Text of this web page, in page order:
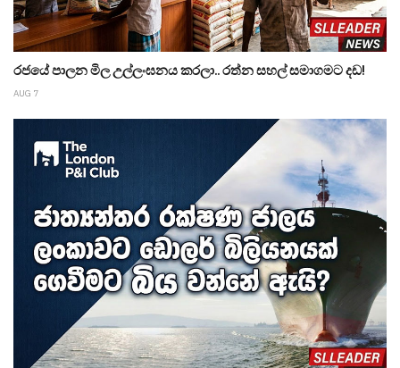
රජයේ පාලන මිල උල්ලංඝනය කරලා.. රත්න සහල් සමාගමට දඩ!
AUG 7